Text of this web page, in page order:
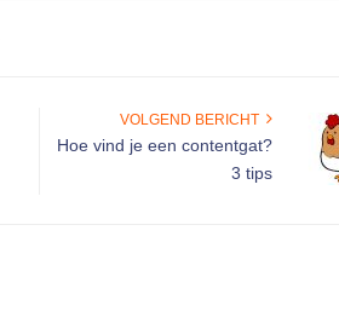
VOLGEND BERICHT
Hoe vind je een contentgat?
3 tips